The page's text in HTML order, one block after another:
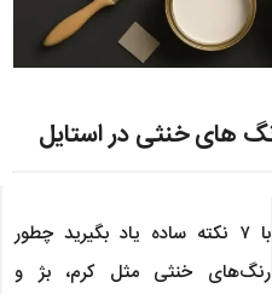
با ۷ نکته ساده یاد بگیرید چطور
رنگ‌های خنثی مثل کرم، بژ و